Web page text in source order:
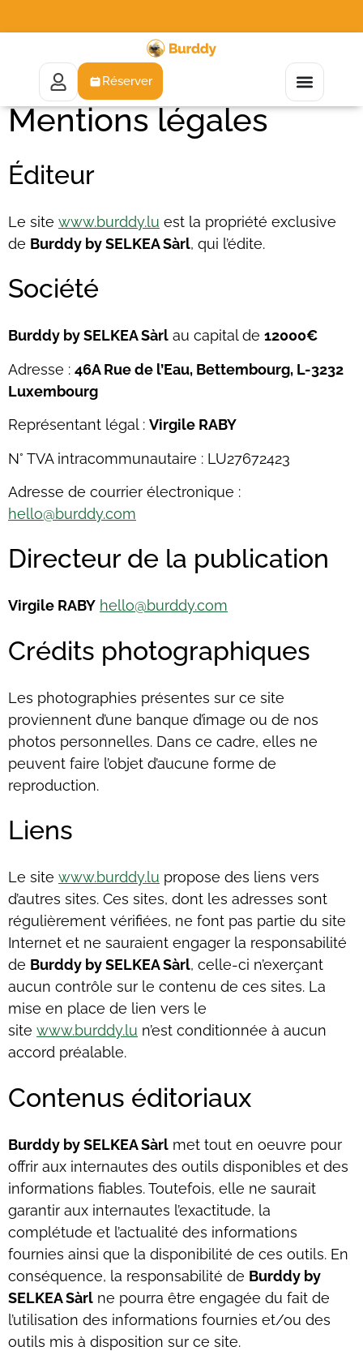
Réserver
Mentions légales
Éditeur
Le site www.burddy.lu est la propriété exclusive
de Burddy by SELKEA Sàrl, qui l’édite.
Société
Burddy by SELKEA Sàrl au capital de 12000€
Adresse : 46A Rue de l’Eau, Bettembourg, L-3232
Luxembourg
Représentant légal : Virgile RABY
N° TVA intracommunautaire : LU27672423
Adresse de courrier électronique :
hello@burddy.com
Directeur de la publication
Virgile RABY hello@burddy.com
Crédits photographiques
Les photographies présentes sur ce site
proviennent d’une banque d’image ou de nos
photos personnelles. Dans ce cadre, elles ne
peuvent faire l’objet d’aucune forme de
reproduction.
Liens
Le site www.burddy.lu propose des liens vers
d’autres sites. Ces sites, dont les adresses sont
régulièrement vérifiées, ne font pas partie du site
Internet et ne sauraient engager la responsabilité
de Burddy by SELKEA Sàrl, celle-ci n’exerçant
aucun contrôle sur le contenu de ces sites. La
mise en place de lien vers le
site www.burddy.lu n’est conditionnée à aucun
accord préalable.
Contenus éditoriaux
Burddy by SELKEA Sàrl met tout en oeuvre pour
offrir aux internautes des outils disponibles et des
informations fiables. Toutefois, elle ne saurait
garantir aux internautes l’exactitude, la
complétude et l’actualité des informations
fournies ainsi que la disponibilité de ces outils. En
conséquence, la responsabilité de Burddy by
SELKEA Sàrl ne pourra être engagée du fait de
l’utilisation des informations fournies et/ou des
outils mis à disposition sur ce site.